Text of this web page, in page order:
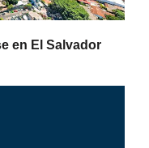
en El Salvador